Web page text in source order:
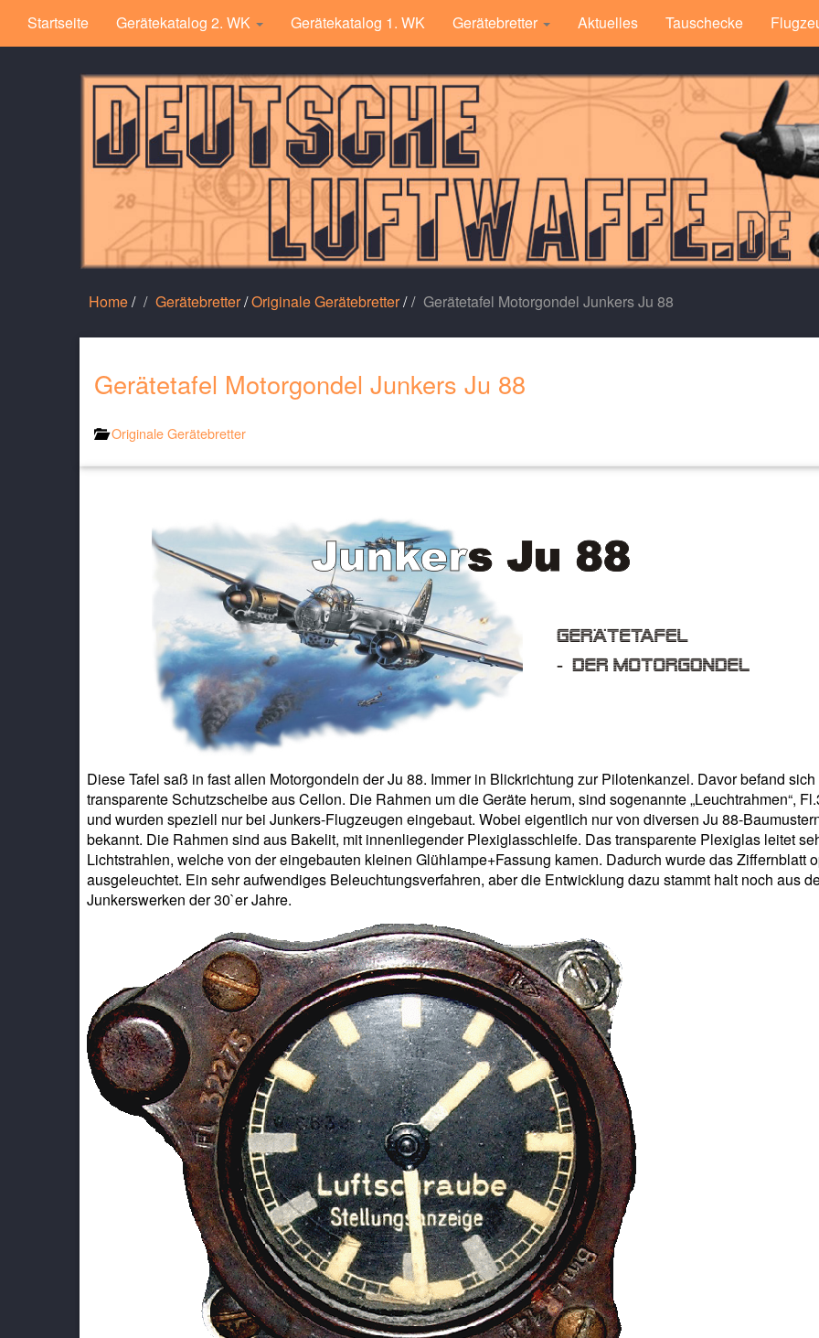
Startseite Gerätekatalog 2. WK Gerätekatalog 1. WK Gerätebretter Aktuelles Tauschecke
Home/ Gerätebretter/Originale Gerätebretter/ Gerätetafel Motorgondel Junkers Ju 88
Gerätetafel Motorgondel Junkers Ju 88
Originale Gerätebretter
Diese Tafel saß in fast allen Motorgondeln der Ju 88. Immer in Blickrichtung zur Pilotenkanzel. Davor befand sich
transparente Schutzscheibe aus Cellon. Die Rahmen um die Geräte herum, sind sogenannte „Leuchtrahmen“,
und wurden speziell nur bei Junkers-Flugzeugen eingebaut. Wobei eigentlich nur von diversen Ju 88-
bekannt. Die Rahmen sind aus Bakelit, mit innenliegender Plexiglasschleife. Das transparente Plexiglas leitet
Lichtstrahlen, welche von der eingebauten kleinen Glühlampe+Fassung kamen. Dadurch wurde das Ziffernblatt
ausgeleuchtet. Ein sehr aufwendiges Beleuchtungsverfahren, aber die Entwicklung dazu stammt halt noch aus
Junkerswerken der 30`er Jahre.